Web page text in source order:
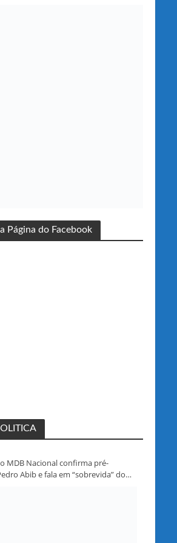
Página do Facebook
MDB Nacional confirma pré-
Abib e fala em “sobrevida” do